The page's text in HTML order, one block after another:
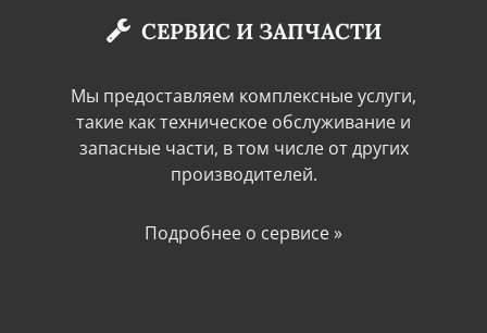
СЕРВИС И ЗАПЧАСТИ
Мы предоставляем комплексные услуги,
такие как техническое обслуживание и
запасные части, в том числе от других
производителей.
Подробнее о сервисе »